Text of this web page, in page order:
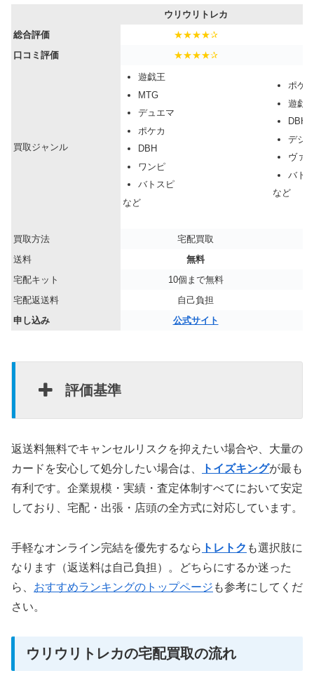
ウリウリトレカ
総合評価
★★★★✰
口コミ評価
★★★★✰
買取ジャンル
遊戯王
MTG
デュエマ
ポケカ
DBH
ワンピ
バトスピ
など
ポケ
遊戯
DBH
デジ
ヴァ
バト
など
買取方法 宅配買取
送料
無料
宅配キット
10個まで無料
宅配返送料
自己負担
申し込み
公式サイト
評価基準
返送料無料でキャンセルリスクを抑えたい場合や、大量の
カードを安心して処分したい場合は、
トイズキングが最も
有利です。企業規模・実績・査定体制すべてにおいて安定
しており、宅配・出張・店頭の全方式に対応しています。
手軽なオンライン完結を優先するなら トレトク も選択肢に
なります（返送料は自己負担）。どちらにするか迷った
ら、 おすすめランキングのトップページ も参考にしてくだ
さい。
ウリウリトレカの宅配買取の流れ